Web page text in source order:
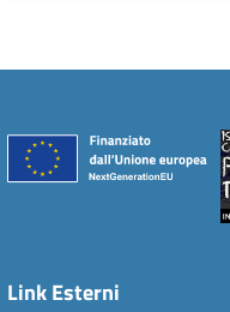
Link Esterni